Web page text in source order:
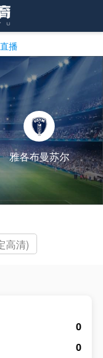
播
雅各布曼苏尔
高清)
0
0